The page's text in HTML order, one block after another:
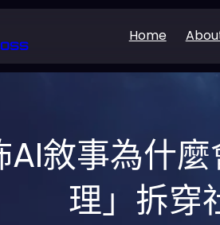
Home
AI敘事為什
理」拆穿